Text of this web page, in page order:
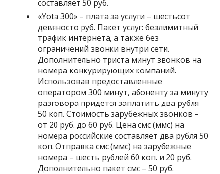
составляет 50 руб.
«Yota 300» – плата за услуги – шестьсот
девяносто руб. Пакет услуг: безлимитный
трафик интернета, а также без
ограничений звонки внутри сети.
Дополнительно триста минут звонков на
номера конкурирующих компаний.
Использовав предоставленные
оператором 300 минут, абоненту за минуту
разговора придется заплатить два рубля
50 коп. Стоимость зарубежных звонков –
от 20 руб. до 60 руб. Цена смс (ммс) на
номера российские составляет два рубля 50
коп. Отправка смс (ммс) на зарубежные
номера – шесть рублей 60 коп. и 20 руб.
Дополнительно пакет смс – 50 руб.